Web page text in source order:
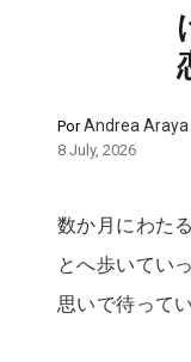
PorAndrea Araya
8 July, 2026
数か月にわた
とへ歩いてい
思いで待って